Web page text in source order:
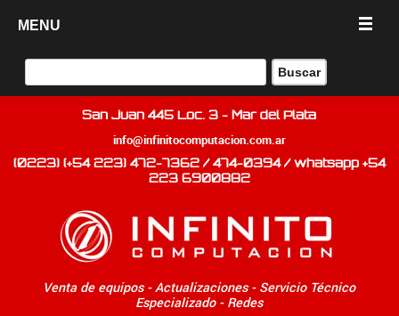
MENU
San Juan 445 Loc. 3 - Mar del Plata
info@infinitocomputacion.com.ar
(0223) (+54 223) 472-7362 / 474-0394 / whatsapp +54
223 6900882
Venta de equipos - Actualizaciones - Servicio Técnico
Especializado - Redes